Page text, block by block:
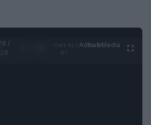
/
AdhubMedia